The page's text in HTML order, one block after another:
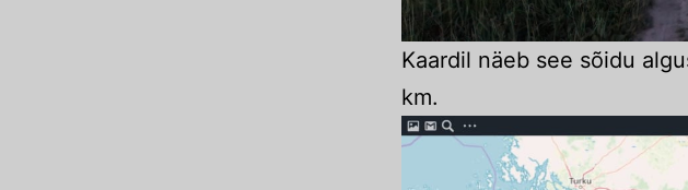
Kaardil näeb see sõidu
km.